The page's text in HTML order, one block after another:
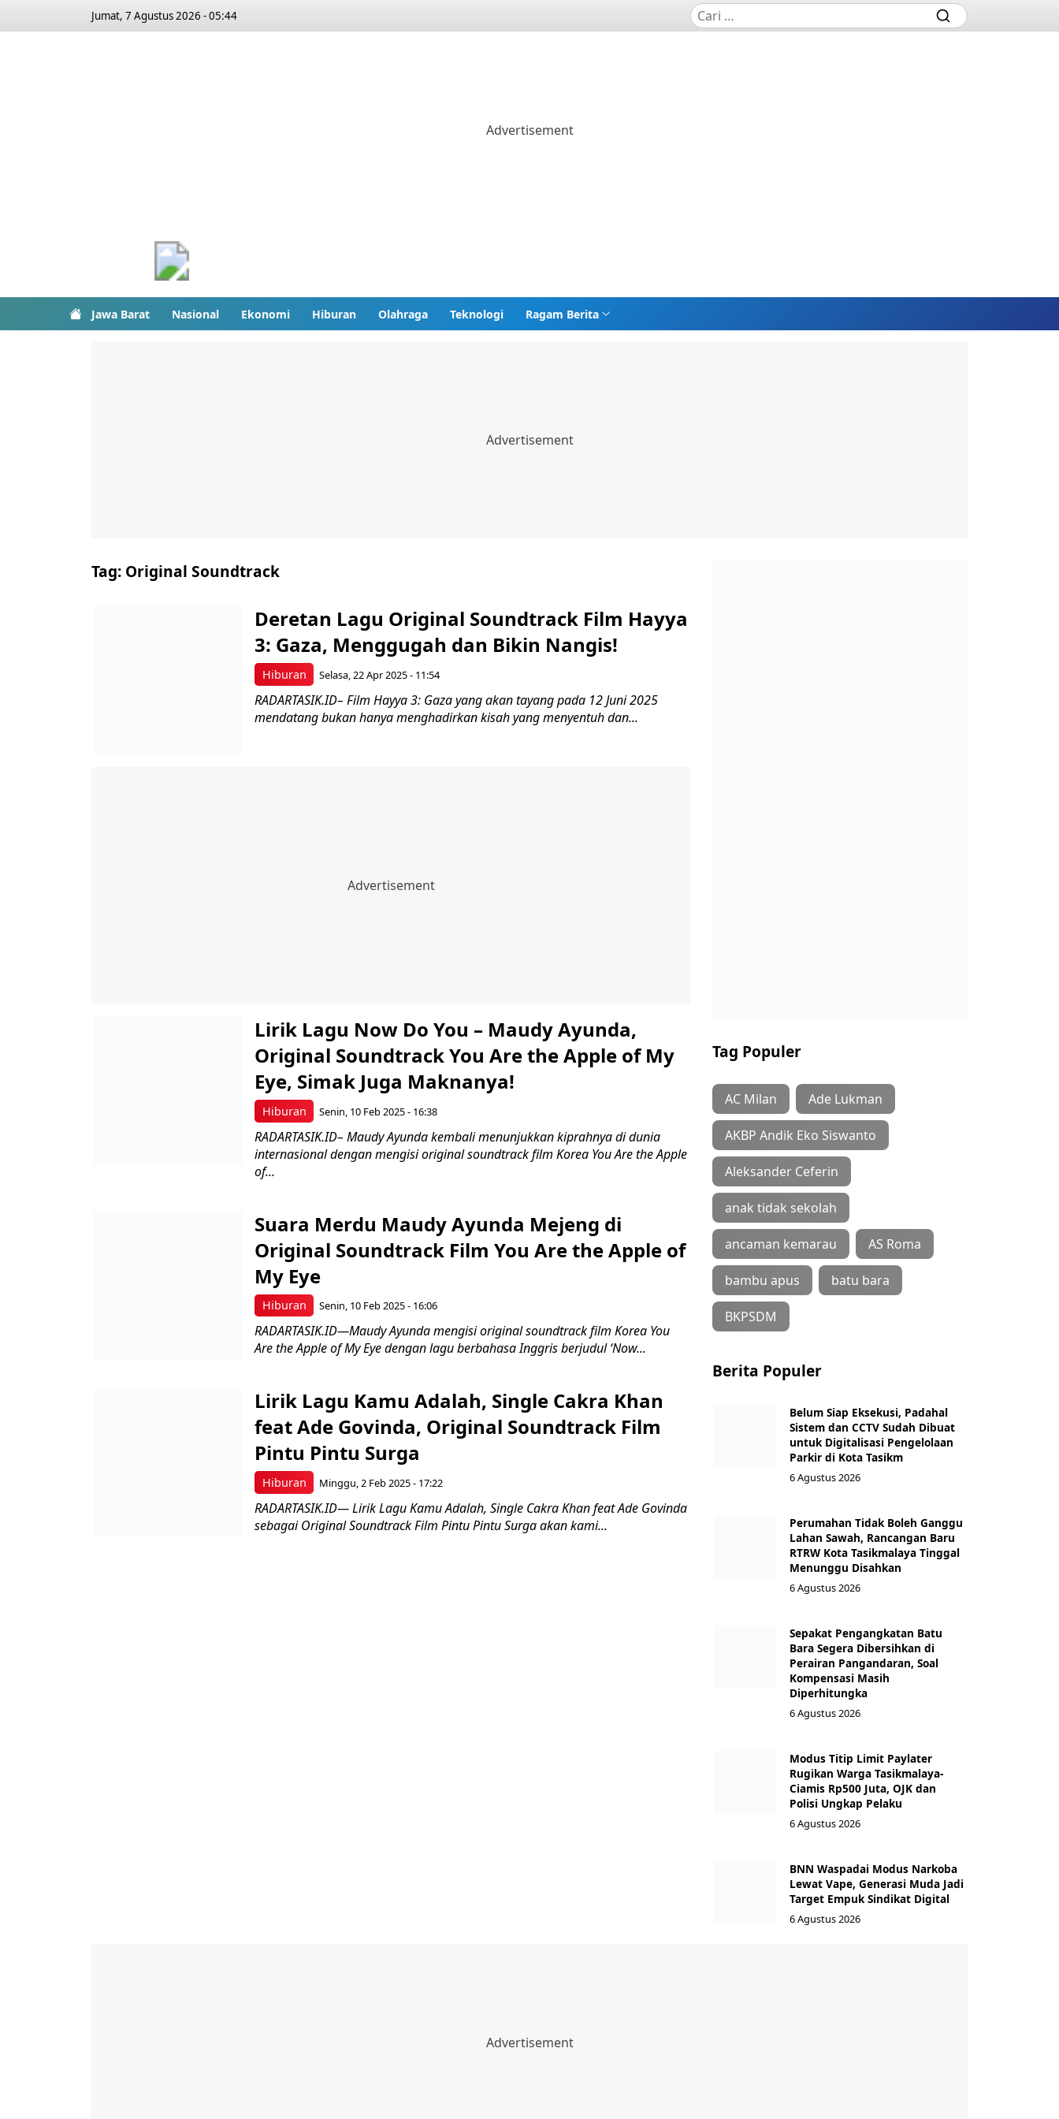
Jumat, 7 Agustus 2026 - 05:44
Jawa Barat Nasional Ekonomi Hiburan Olahraga Teknologi Ragam Berita
Tag: Original Soundtrack
Hiburan
Deretan Lagu Original Soundtrack Film Hayya
3: Gaza, Menggugah dan Bikin Nangis!
Selasa, 22 Apr 2025 - 11:54
RADARTASIK.ID– Film Hayya 3: Gaza yang akan tayang pada 12 Juni 2025
mendatang bukan hanya menghadirkan kisah yang menyentuh dan...
Hiburan
Lirik Lagu Now Do You – Maudy Ayunda,
Original Soundtrack You Are the Apple of My
Eye, Simak Juga Maknanya!
Senin, 10 Feb 2025 - 16:38
RADARTASIK.ID– Maudy Ayunda kembali menunjukkan kiprahnya di dunia
internasional dengan mengisi original soundtrack film Korea You Are the Apple
of...
Hiburan
Suara Merdu Maudy Ayunda Mejeng di
Original Soundtrack Film You Are the Apple of
My Eye
Senin, 10 Feb 2025 - 16:06
RADARTASIK.ID—Maudy Ayunda mengisi original soundtrack film Korea You
Are the Apple of My Eye dengan lagu berbahasa Inggris berjudul ‘Now...
Hiburan
Lirik Lagu Kamu Adalah, Single Cakra Khan
feat Ade Govinda, Original Soundtrack Film
Pintu Pintu Surga
Minggu, 2 Feb 2025 - 17:22
RADARTASIK.ID— Lirik Lagu Kamu Adalah, Single Cakra Khan feat Ade Govinda
sebagai Original Soundtrack Film Pintu Pintu Surga akan kami...
Tag Populer
AC Milan Ade Lukman
AKBP Andik Eko Siswanto
Aleksander Ceferin
anak tidak sekolah
ancaman kemarau AS Roma
bambu apus batu bara
BKPSDM
Berita Populer
Belum Siap Eksekusi, Padahal
Sistem dan CCTV Sudah Dibuat
untuk Digitalisasi Pengelolaan
Parkir di Kota Tasikm
6 Agustus 2026
Perumahan Tidak Boleh Ganggu
Lahan Sawah, Rancangan Baru
RTRW Kota Tasikmalaya Tinggal
Menunggu Disahkan
6 Agustus 2026
Sepakat Pengangkatan Batu
Bara Segera Dibersihkan di
Perairan Pangandaran, Soal
Kompensasi Masih
Diperhitungka
6 Agustus 2026
Modus Titip Limit Paylater
Rugikan Warga Tasikmalaya-
Ciamis Rp500 Juta, OJK dan
Polisi Ungkap Pelaku
6 Agustus 2026
BNN Waspadai Modus Narkoba
Lewat Vape, Generasi Muda Jadi
Target Empuk Sindikat Digital
6 Agustus 2026